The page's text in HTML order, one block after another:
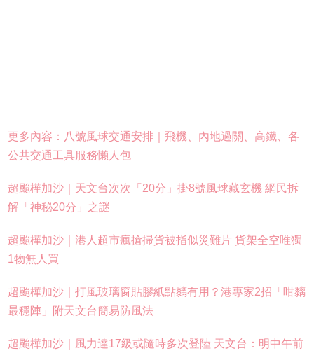
更多內容：八號風球交通安排｜飛機、內地過關、高鐵、各
公共交通工具服務懶人包
超颱樺加沙｜天文台次次「20分」掛8號風球藏玄機 網民拆
解「神秘20分」之謎
超颱樺加沙｜港人超市瘋搶掃貨被指似災難片 貨架全空唯獨
1物無人買
超颱樺加沙｜打風玻璃窗貼膠紙點黐有用？港專家2招「咁黐
最穩陣」附天文台簡易防風法
超颱樺加沙｜風力達17級或隨時多次登陸 天文台：明中午前